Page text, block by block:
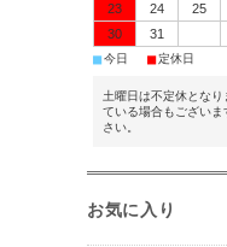
23
24 25
30
31
■今日 ■定休日
土曜日は不定休となり
ている場合もござい
さい。
お気に入り